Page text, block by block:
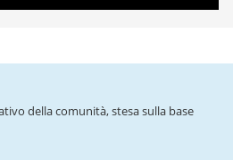
della comunità, stesa sulla base